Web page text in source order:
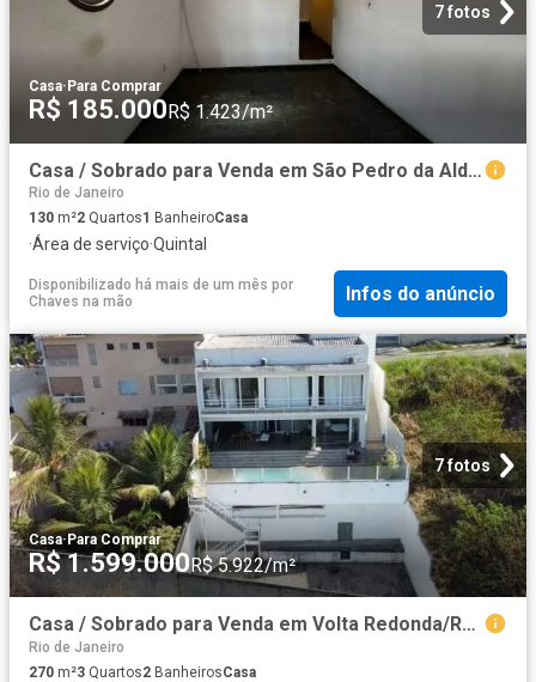
7 fotos
Casa·Para Comprar
R$ 185.000R$ 1.423/m²
Casa / Sobrado para Venda em São Pedro da Aldeia/RJ Porto da Aldeia 2 Quartos
Rio de Janeiro
130 m²2 Quartos1 BanheiroCasa
·Área de serviço·Quintal
Disponibilizado há mais de um mês por
Chaves na mão
Infos do anúncio
7 fotos
Casa· Para Comprar
R$ 1.599.000R$ 5.922/m²
Casa / Sobrado para Venda em Volta Redonda/RJ Jardim Belvedere 3 Quartos
Rio de Janeiro
270 m²3 Quartos2 BanheirosCasa